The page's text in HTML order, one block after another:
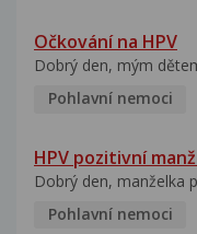
Očkování na HPV
Dobrý den, mým
Pohlavní nemoci
HPV pozitivní
Dobrý den, manželka
Pohlavní nemoci